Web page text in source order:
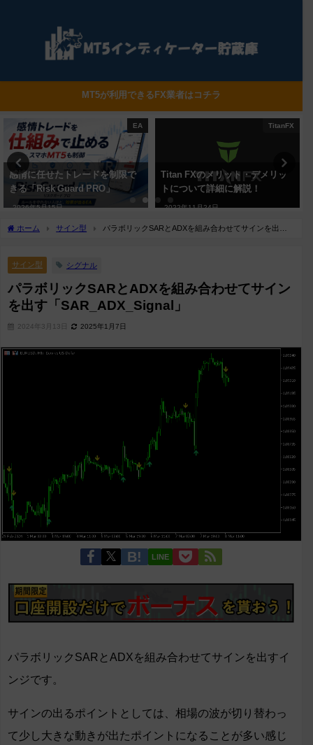
MT5が利用できるFX業者はコチラ
TitanFX
Titan FXのメリット・デメリッ
トについて詳細に解説！
2022年11月24日
XM
XMのメリット・デメリットにつ
いて詳細に解説！
2022年11月17日
ホーム サイン型
パラボリックSARとADXを組み合わせてサインを出す
サイン型 シグナル
パラボリックSARとADXを組み合わせてサイン
を出す「SAR_ADX_Signal」
2024年3月13日 2025年1月7日
LINE
パラボリックSARとADXを組み合わせてサインを出すイ
ンジです。
サインの出るポイントとしては、相場の波が切り替わっ
て少し大きな動きが出たポイントになることが多い感じ